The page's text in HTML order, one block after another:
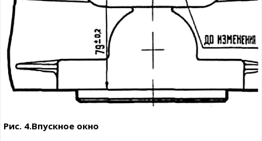
Рис. 4.Впускное окно